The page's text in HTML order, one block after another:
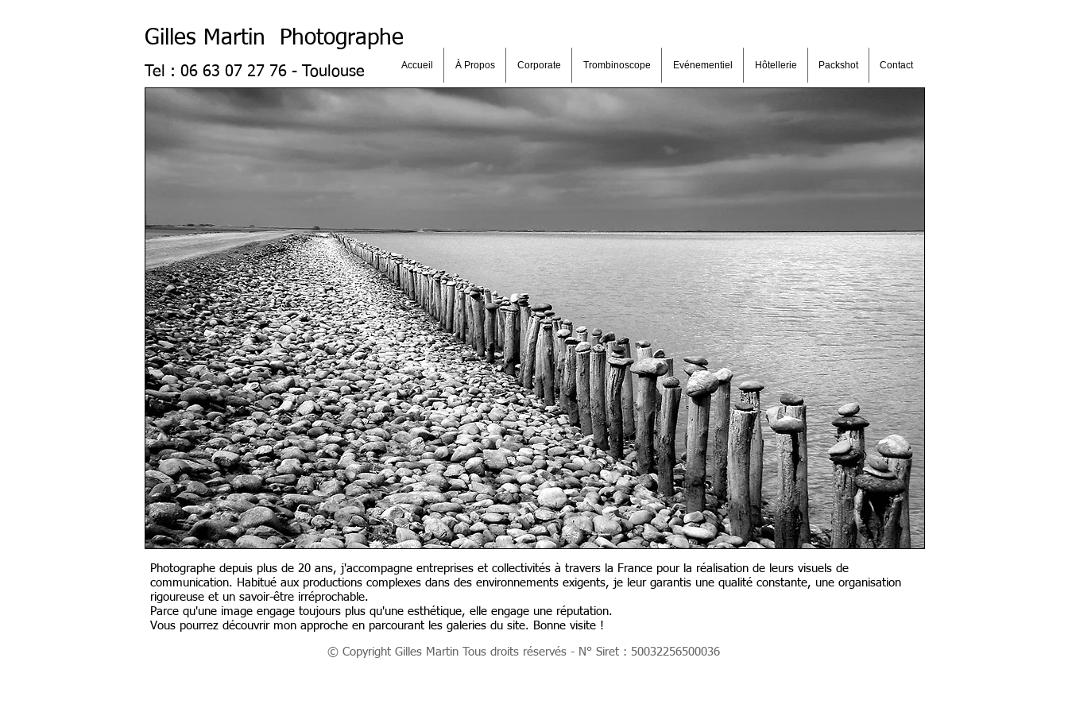
Gilles Martin Photographe
Tel : 06 63 07 27 76 - Toulouse Accueil À Propos Corporate Trombinoscope Evénementiel Hôtellerie Packshot Contact
Photographe depuis plus de 20 ans, j'accompagne entreprises et collectivités à travers la France pour la réalisation de leurs visuels de
communication. Habitué aux productions complexes dans des environnements exigents, je leur garantis une qualité constante, une organisation
rigoureuse et un savoir-être irréprochable.
Parce qu'une image engage toujours plus qu'une esthétique, elle engage une réputation.
Vous pourrez découvrir mon approche en parcourant les galeries du site. Bonne visite !
© Copyright Gilles Martin Tous droits réservés - N° Siret : 50032256500036